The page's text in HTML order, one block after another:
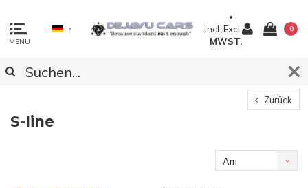
MENU
Incl. Excl.
MWST.
0
Zurück
S-line
Am